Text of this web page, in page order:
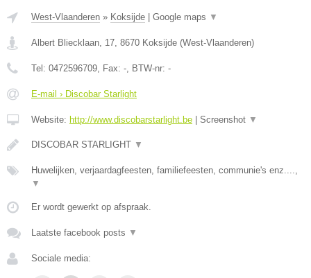
West-Vlaanderen » Koksijde Google maps ▼
Albert Bliecklaan, 17, 8670 Koksijde (West-Vlaanderen)
Tel: 0472596709, Fax: -, BTW-nr: -
E-mail › Discobar Starlight
Website: http://www.discobarstarlight.be Screenshot ▼
DISCOBAR STARLIGHT ▼
Huwelijken, verjaardagfeesten, familiefeesten, communie's enz....,
▼
Er wordt gewerkt op afspraak.
Laatste facebook posts ▼
Sociale media: